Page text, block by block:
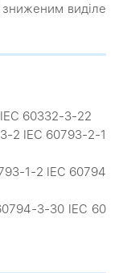
зниженим виділе
60332-3-22
2 IEC 60793-2-1
1-2 IEC 60794
3-30 IEC 60